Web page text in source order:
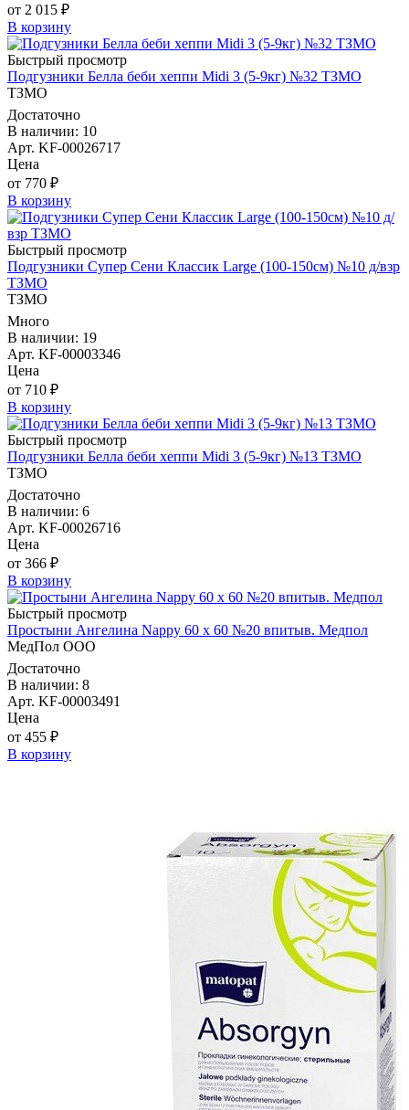
от 2 015 ₽
В корзину
Быстрый просмотр
Подгузники Белла беби хеппи Midi 3 (5-9кг) №32 ТЗМО
ТЗМО
Достаточно
В наличии: 10
Арт. KF-00026717
Цена
от 770 ₽
В корзину
Быстрый просмотр
Подгузники Супер Сени Классик Large (100-150см) №10 д/взр
ТЗМО
ТЗМО
Много
В наличии: 19
Арт. KF-00003346
Цена
от 710 ₽
В корзину
Быстрый просмотр
Подгузники Белла беби хеппи Midi 3 (5-9кг) №13 ТЗМО
ТЗМО
Достаточно
В наличии: 6
Арт. KF-00026716
Цена
от 366 ₽
В корзину
Быстрый просмотр
Простыни Ангелина Nappy 60 х 60 №20 впитыв. Медпол
МедПол ООО
Достаточно
В наличии: 8
Арт. KF-00003491
Цена
от 455 ₽
В корзину